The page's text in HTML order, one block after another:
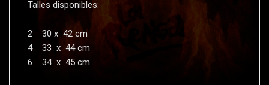
Talles disponibles:
2 30 x 42 cm
4 33 x 44 cm
6 34 x 45 cm